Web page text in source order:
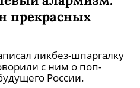
прекрасных
ликбез-шпаргалку
с ним о поп-
России.